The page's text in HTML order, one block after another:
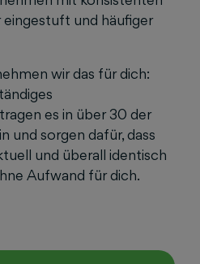
und häufiger
wir das für dich:
es in über 30 der
und sorgen dafür, dass
und überall identisch
Aufwand für dich.